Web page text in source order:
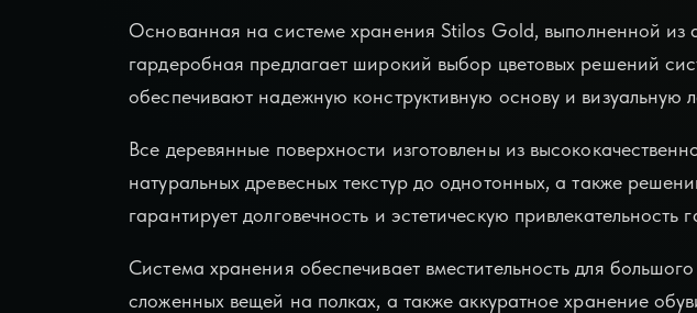
Основанная на системе хранения Stilos Gold, выполненной из
гардеробная предлагает широкий выбор цветовых решений
обеспечивают надежную конструктивную основу и визуальную
Все деревянные поверхности изготовлены из
натуральных древесных текстур до однотонных, а также
гарантирует долговечность и эстетическую привлекательность
Система хранения обеспечивает вместительность для
сложенных вещей на полках, а также аккуратное хранение